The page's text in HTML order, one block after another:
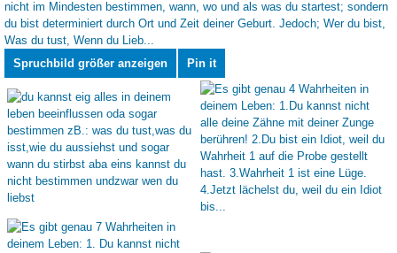
Spruchbild größer anzeigen Pin it